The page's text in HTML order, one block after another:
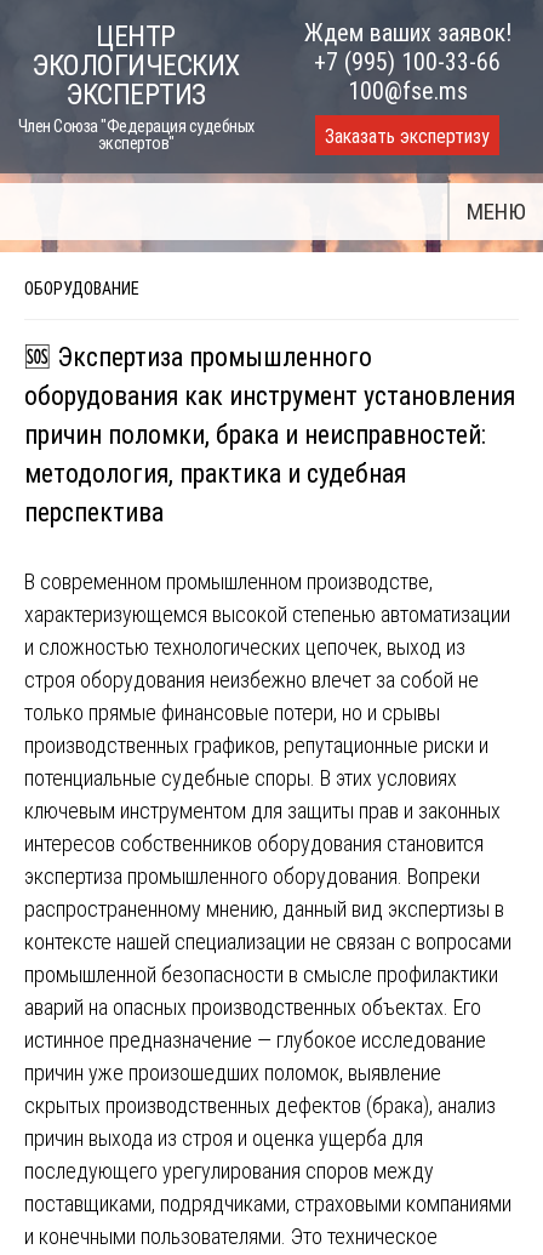
content
ЦЕНТР
ЭКОЛОГИЧЕСКИХ
ЭКСПЕРТИЗ
Член Союза "Федерация судебных
экспертов"
Ждем ваших заявок!
+7 (995) 100-33-66
100@fse.ms
Заказать экспертизу
МЕНЮ
ОБОРУДОВАНИЕ
🆘 Экспертиза промышленного
оборудования как инструмент установления
причин поломки, брака и неисправностей:
методология, практика и судебная
перспектива
В современном промышленном производстве,
характеризующемся высокой степенью автоматизации
и сложностью технологических цепочек, выход из
строя оборудования неизбежно влечет за собой не
только прямые финансовые потери, но и срывы
производственных графиков, репутационные риски и
потенциальные судебные споры. В этих условиях
ключевым инструментом для защиты прав и законных
интересов собственников оборудования становится
экспертиза промышленного оборудования. Вопреки
распространенному мнению, данный вид экспертизы в
контексте нашей специализации не связан с вопросами
промышленной безопасности в смысле профилактики
аварий на опасных производственных объектах. Его
истинное предназначение — глубокое исследование
причин уже произошедших поломок, выявление
скрытых производственных дефектов (брака), анализ
причин выхода из строя и оценка ущерба для
последующего урегулирования споров между
поставщиками, подрядчиками, страховыми компаниями
и конечными пользователями. Это техническое